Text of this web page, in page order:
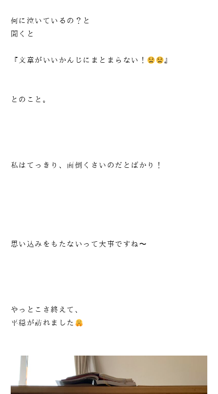
何に泣いているの？と
聞くと
『文章がいいかんじにまとまらない！ 』
とのこと。
私はてっきり、面倒くさいのだとばかり！
思い込みをもたないって大事ですね〜
やっとこさ終えて、
平穏が訪れました
090-1302-3033